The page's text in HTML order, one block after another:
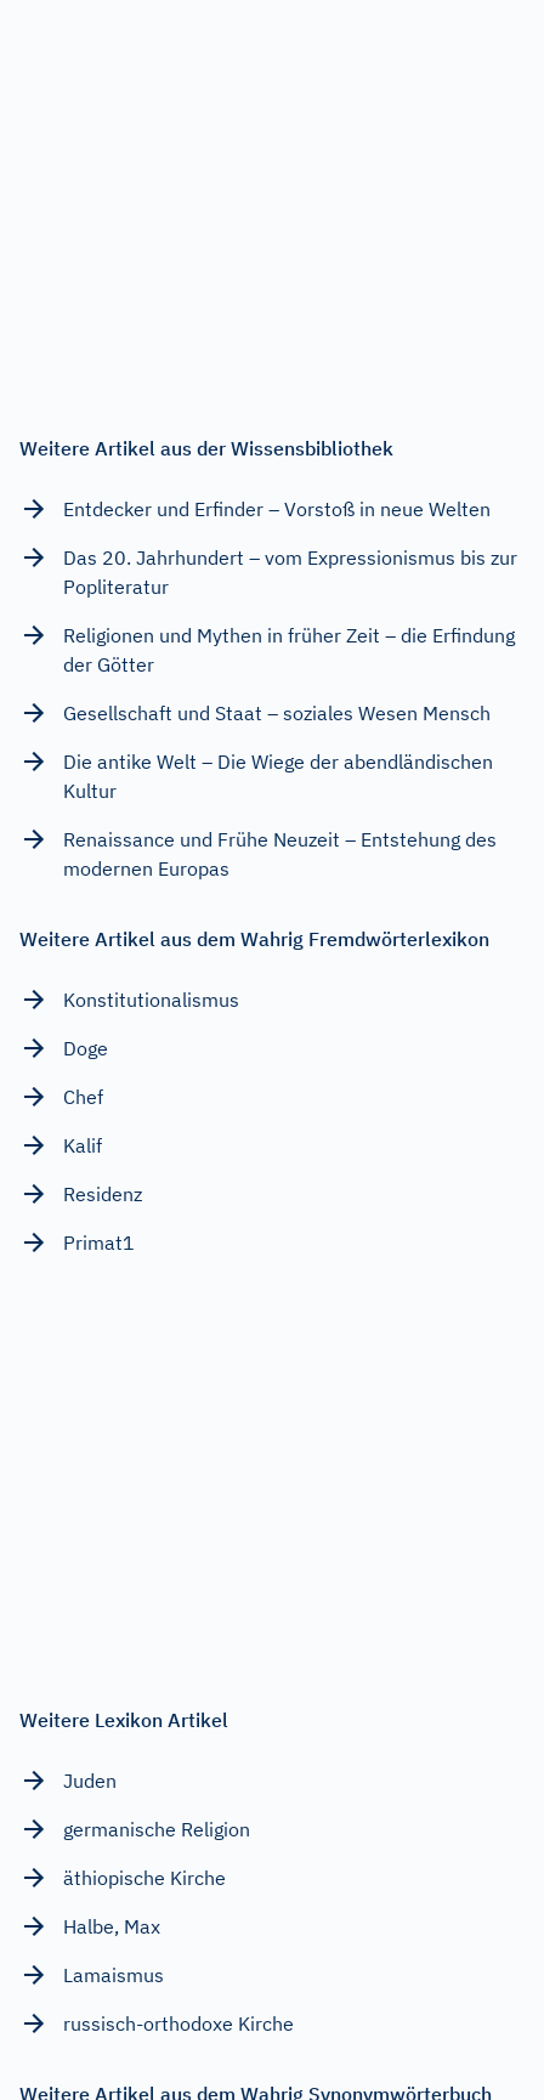
Weitere Artikel aus der Wissensbibliothek
Entdecker und Erfinder – Vorstoß in neue Welten
Das 20. Jahrhundert – vom Expressionismus bis zur
Popliteratur
Religionen und Mythen in früher Zeit – die Erfindung
der Götter
Gesellschaft und Staat – soziales Wesen Mensch
Die antike Welt – Die Wiege der abendländischen
Kultur
Renaissance und Frühe Neuzeit – Entstehung des
modernen Europas
Weitere Artikel aus dem Wahrig Fremdwörterlexikon
Konstitutionalismus
Doge
Chef
Kalif
Residenz
Primat1
Weitere Lexikon Artikel
Juden
germanische Religion
äthiopische Kirche
Halbe, Max
Lamaismus
russisch-orthodoxe Kirche
Weitere Artikel aus dem Wahrig Synonymwörterbuch